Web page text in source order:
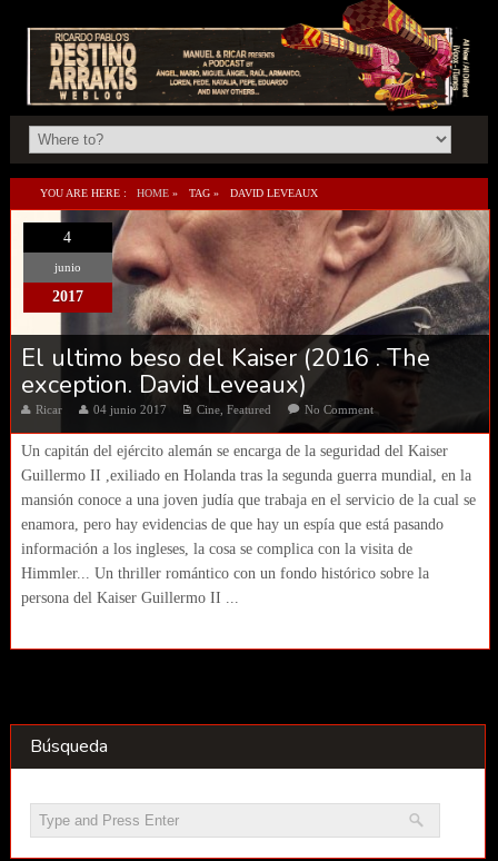
YOU ARE HERE : HOME » TAG » DAVID LEVEAUX
4
junio
2017
El ultimo beso del Kaiser (2016 . The
exception. David Leveaux)
Ricar 04 junio 2017 Cine, Featured No Comment
Un capitán del ejército alemán se encarga de la seguridad del Kaiser
Guillermo II ,exiliado en Holanda tras la segunda guerra mundial, en la
mansión conoce a una joven judía que trabaja en el servicio de la cual se
enamora, pero hay evidencias de que hay un espía que está pasando
información a los ingleses, la cosa se complica con la visita de
Himmler... Un thriller romántico con un fondo histórico sobre la
persona del Kaiser Guillermo II ...
Búsqueda